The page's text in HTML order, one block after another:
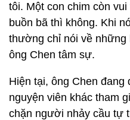
tôi. Một con chim còn
buồn bã thì không. Khi
thường chỉ nói về những
ông Chen tâm sự.
Hiện tại, ông Chen
nguyện viên khác tham
chặn người nhảy cầu tự